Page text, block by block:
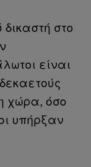
στο
είναι
χώρα, όσο
υπήρξαν